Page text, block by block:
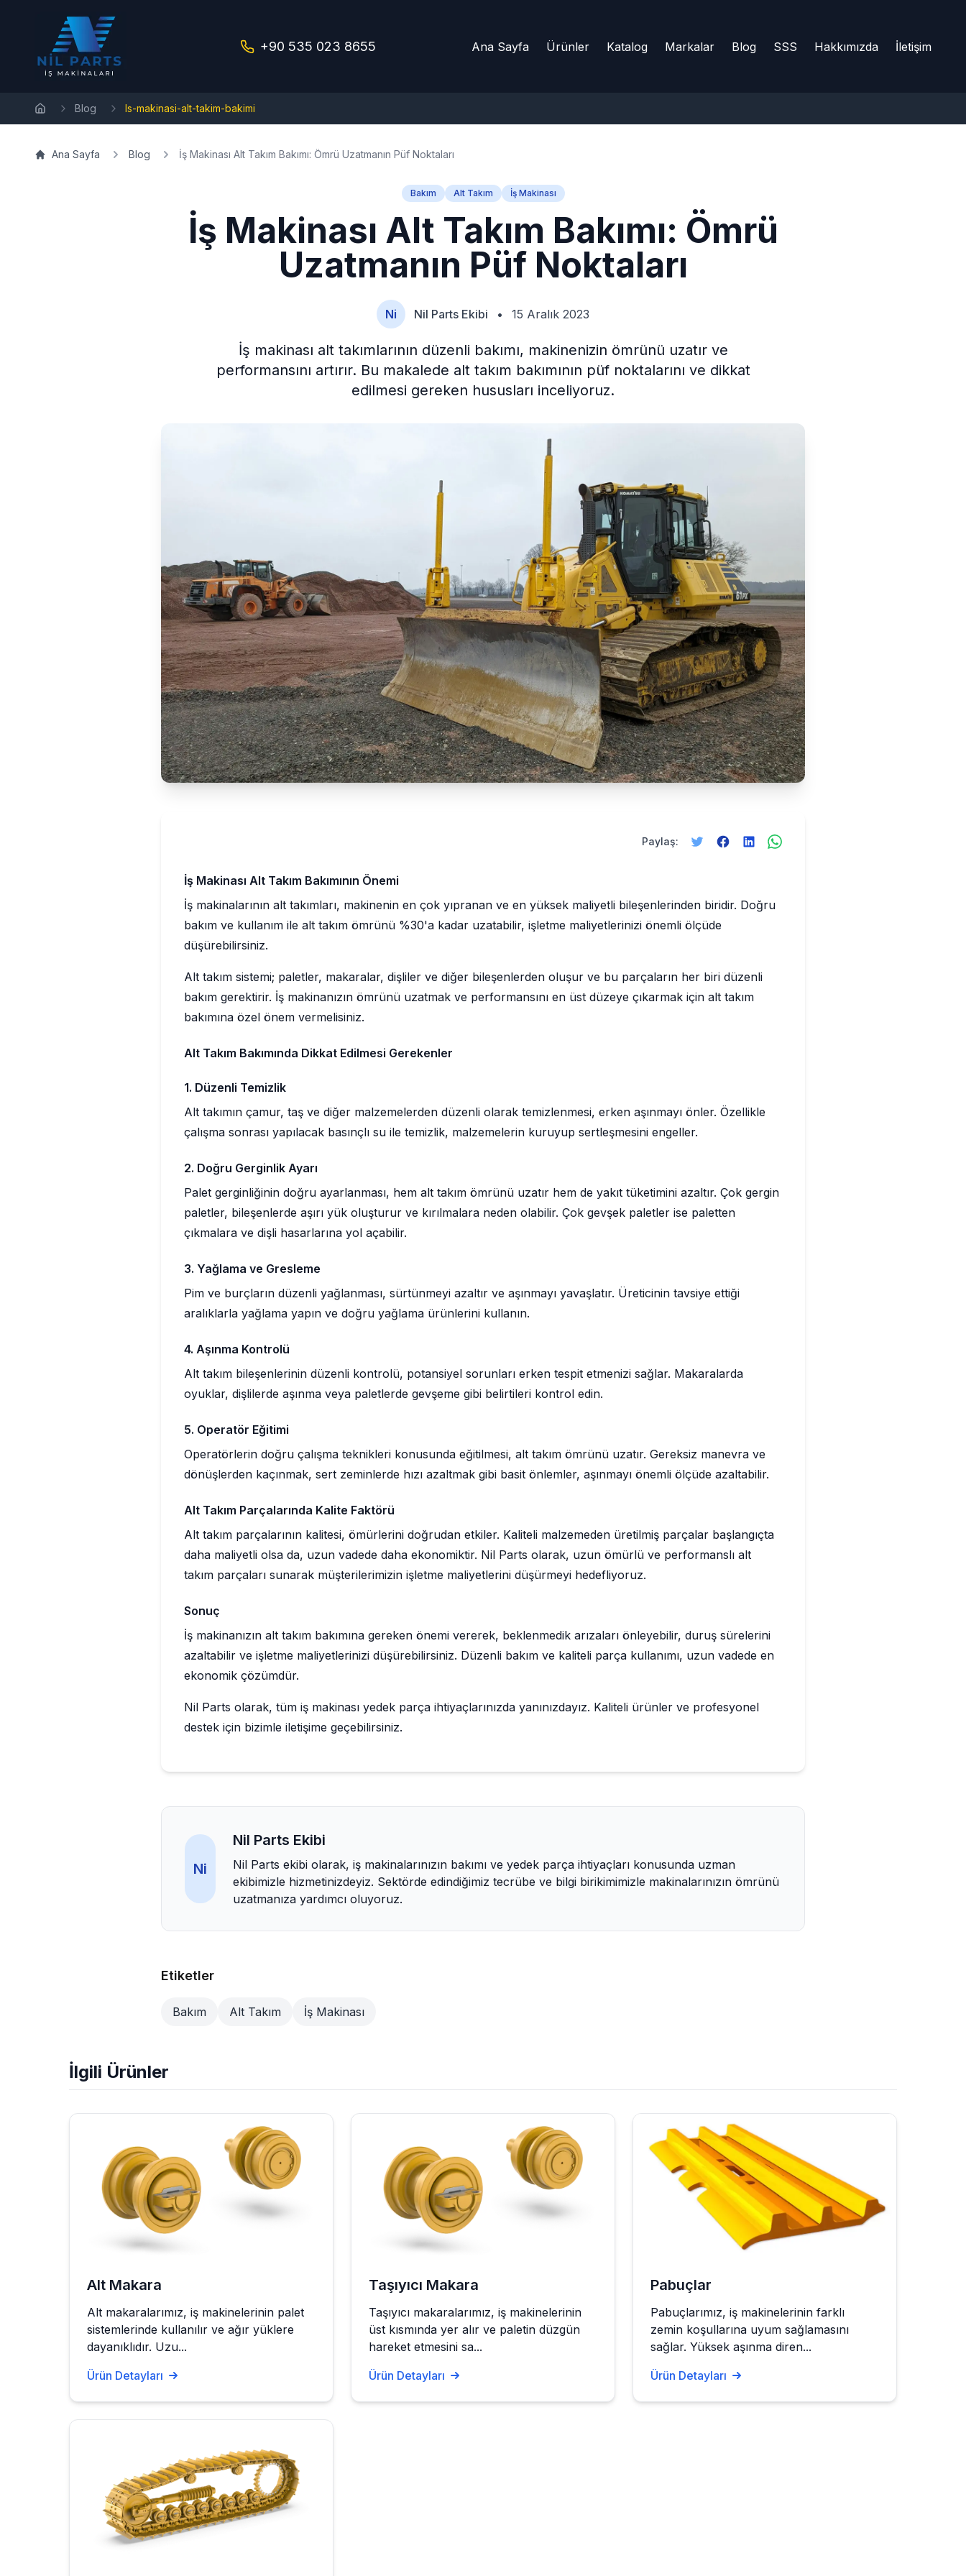
+90 535 023 8655 Ana Sayfa Ürünler Katalog Markalar Blog SSS Hakkımızda İletişim
Blog Is-makinasi-alt-takim-bakimi
Ana Sayfa Blog İş Makinası Alt Takım Bakımı: Ömrü Uzatmanın Püf Noktaları
Bakım Alt Takım İş Makinası
İş Makinası Alt Takım Bakımı: Ömrü
Uzatmanın Püf Noktaları
Ni Nil Parts Ekibi • 15 Aralık 2023
İş makinası alt takımlarının düzenli bakımı, makinenizin ömrünü uzatır ve
performansını artırır. Bu makalede alt takım bakımının püf noktalarını ve dikkat
edilmesi gereken hususları inceliyoruz.
Paylaş:
İş Makinası Alt Takım Bakımının Önemi
İş makinalarının alt takımları, makinenin en çok yıpranan ve en yüksek maliyetli bileşenlerinden biridir. Doğru
bakım ve kullanım ile alt takım ömrünü %30'a kadar uzatabilir, işletme maliyetlerinizi önemli ölçüde
düşürebilirsiniz.
Alt takım sistemi; paletler, makaralar, dişliler ve diğer bileşenlerden oluşur ve bu parçaların her biri düzenli
bakım gerektirir. İş makinanızın ömrünü uzatmak ve performansını en üst düzeye çıkarmak için alt takım
bakımına özel önem vermelisiniz.
Alt Takım Bakımında Dikkat Edilmesi Gerekenler
1. Düzenli Temizlik
Alt takımın çamur, taş ve diğer malzemelerden düzenli olarak temizlenmesi, erken aşınmayı önler. Özellikle
çalışma sonrası yapılacak basınçlı su ile temizlik, malzemelerin kuruyup sertleşmesini engeller.
2. Doğru Gerginlik Ayarı
Palet gerginliğinin doğru ayarlanması, hem alt takım ömrünü uzatır hem de yakıt tüketimini azaltır. Çok gergin
paletler, bileşenlerde aşırı yük oluşturur ve kırılmalara neden olabilir. Çok gevşek paletler ise paletten
çıkmalara ve dişli hasarlarına yol açabilir.
3. Yağlama ve Gresleme
Pim ve burçların düzenli yağlanması, sürtünmeyi azaltır ve aşınmayı yavaşlatır. Üreticinin tavsiye ettiği
aralıklarla yağlama yapın ve doğru yağlama ürünlerini kullanın.
4. Aşınma Kontrolü
Alt takım bileşenlerinin düzenli kontrolü, potansiyel sorunları erken tespit etmenizi sağlar. Makaralarda
oyuklar, dişlilerde aşınma veya paletlerde gevşeme gibi belirtileri kontrol edin.
5. Operatör Eğitimi
Operatörlerin doğru çalışma teknikleri konusunda eğitilmesi, alt takım ömrünü uzatır. Gereksiz manevra ve
dönüşlerden kaçınmak, sert zeminlerde hızı azaltmak gibi basit önlemler, aşınmayı önemli ölçüde azaltabilir.
Alt Takım Parçalarında Kalite Faktörü
Alt takım parçalarının kalitesi, ömürlerini doğrudan etkiler. Kaliteli malzemeden üretilmiş parçalar başlangıçta
daha maliyetli olsa da, uzun vadede daha ekonomiktir. Nil Parts olarak, uzun ömürlü ve performanslı alt
takım parçaları sunarak müşterilerimizin işletme maliyetlerini düşürmeyi hedefliyoruz.
Sonuç
İş makinanızın alt takım bakımına gereken önemi vererek, beklenmedik arızaları önleyebilir, duruş sürelerini
azaltabilir ve işletme maliyetlerinizi düşürebilirsiniz. Düzenli bakım ve kaliteli parça kullanımı, uzun vadede en
ekonomik çözümdür.
Nil Parts olarak, tüm iş makinası yedek parça ihtiyaçlarınızda yanınızdayız. Kaliteli ürünler ve profesyonel
destek için bizimle iletişime geçebilirsiniz.
Ni
Nil Parts Ekibi
Nil Parts ekibi olarak, iş makinalarınızın bakımı ve yedek parça ihtiyaçları konusunda uzman
ekibimizle hizmetinizdeyiz. Sektörde edindiğimiz tecrübe ve bilgi birikimimizle makinalarınızın ömrünü
uzatmanıza yardımcı oluyoruz.
Etiketler
Bakım Alt Takım İş Makinası
İlgili Ürünler
Alt Makara
Alt makaralarımız, iş makinelerinin palet
sistemlerinde kullanılır ve ağır yüklere
dayanıklıdır. Uzu...
Ürün Detayları
Taşıyıcı Makara
Taşıyıcı makaralarımız, iş makinelerinin
üst kısmında yer alır ve paletin düzgün
hareket etmesini sa...
Ürün Detayları
Pabuçlar
Pabuçlarımız, iş makinelerinin farklı
zemin koşullarına uyum sağlamasını
sağlar. Yüksek aşınma diren...
Ürün Detayları